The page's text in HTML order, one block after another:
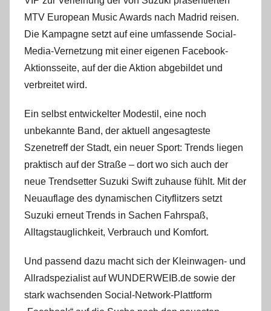
MTV European Music Awards nach Madrid reisen.
Die Kampagne setzt auf eine umfassende Social-
Media-Vernetzung mit einer eigenen Facebook-
Aktionsseite, auf der die Aktion abgebildet und
verbreitet wird.
Ein selbst entwickelter Modestil, eine noch
unbekannte Band, der aktuell angesagteste
Szenetreff der Stadt, ein neuer Sport: Trends liegen
praktisch auf der Straße – dort wo sich auch der
neue Trendsetter Suzuki Swift zuhause fühlt. Mit der
Neuauflage des dynamischen Cityflitzers setzt
Suzuki erneut Trends in Sachen Fahrspaß,
Alltagstauglichkeit, Verbrauch und Komfort.
Und passend dazu macht sich der Kleinwagen- und
Allradspezialist auf WUNDERWEIB.de sowie der
stark wachsenden Social-Network-Plattform